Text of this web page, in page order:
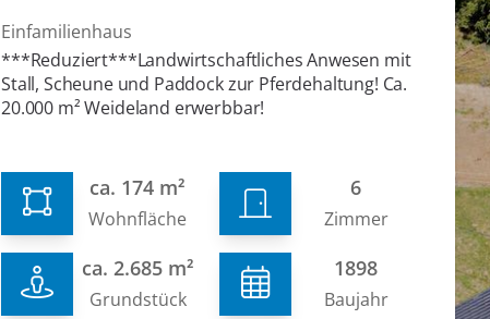
Einfamilienhaus
***Reduziert***Landwirtschaftliches Anwesen mit
Stall, Scheune und Paddock zur Pferdehaltung! Ca.
20.000 m² Weideland erwerbbar!
ca. 174 m²
Wohnfläche
6
Zimmer
ca. 2.685 m²
Grundstück
1898
Baujahr